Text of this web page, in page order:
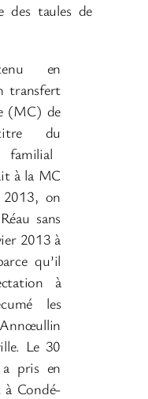
des taules de
en
transfert
(MC) de
du
à la MC
2013, on
sans
2013 à
qu’il
à
les
Le 30
pris en
à Condé-